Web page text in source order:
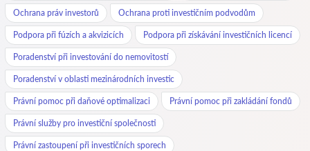
Ochrana práv investorů Ochrana proti investičním podvodům
Podpora při fúzích a akvizicích Podpora při získávání investičních licencí
Poradenství při investování do nemovitostí
Poradenství v oblasti mezinárodních investic
Právní pomoc při daňové optimalizaci Právní pomoc při zakládání fondů
Právní služby pro investiční společnosti
Právní zastoupení při investičních sporech